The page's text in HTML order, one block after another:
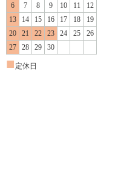
6
7 8 9 10 11
12
13
14 15 16 17 18
19
20
21 22 23 24 25
26
27
28 29 30
■ 定休日